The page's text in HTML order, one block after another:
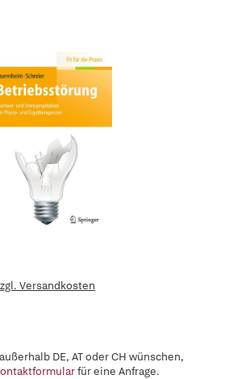
Versandkosten
DE, AT oder CH wünschen,
für eine Anfrage.